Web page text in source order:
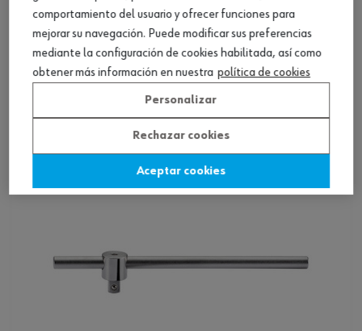
Maneral de 1/4 pulg.
Ver producto
comportamiento del usuario y ofrecer funciones para
mejorar su navegación. Puede modificar sus preferencias
mediante la configuración de cookies habilitada, así como
obtener más información en nuestra política de cookies
Personalizar
Rechazar cookies
Aceptar cookies